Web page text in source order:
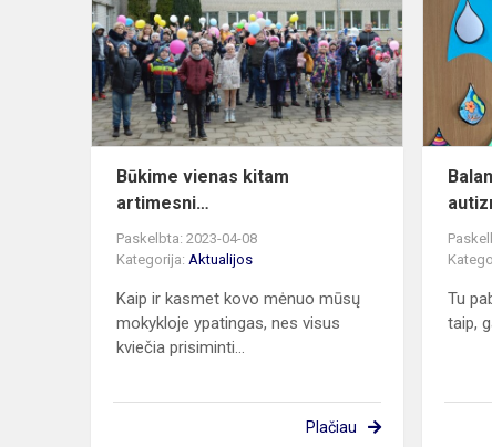
kitam
artimesni…
Būkime vienas kitam
artimesni…
Paskelbta: 2023-04-08
Kategorija: Aktualijos
Kaip ir kasmet kovo mėnuo mūsų
mokykloje ypatingas, nes visus
kviečia prisiminti...
Plačiau
Tu
taip,